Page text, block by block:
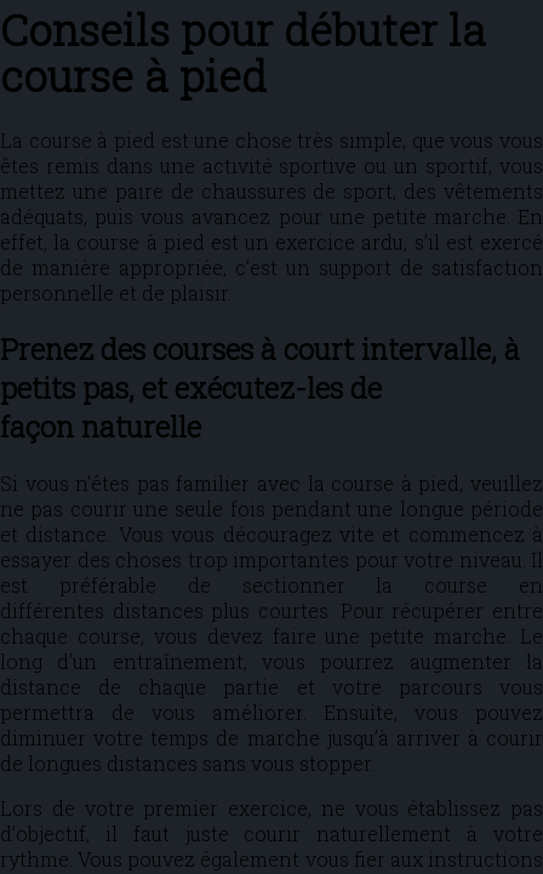
Conseils pour débuter la
course à pied
La course à pied est une chose très simple, que vous vous
êtes remis dans une activité sportive ou un sportif, vous
mettez une paire de chaussures de sport, des vêtements
adéquats, puis vous avancez pour une petite marche. En
effet, la course à pied est un exercice ardu, s’il est exercé
de manière appropriée, c’est un support de satisfaction
personnelle et de plaisir.
Prenez des courses à court intervalle, à
petits pas, et exécutez-les de
façon naturelle
Si vous n’êtes pas familier avec la course à pied, veuillez
ne pas courir une seule fois pendant une longue période
et distance. Vous vous découragez vite et commencez à
essayer des choses trop importantes pour votre niveau. Il
est préférable de sectionner la course en
différentes distances plus courtes. Pour récupérer entre
chaque course, vous devez faire une petite marche. Le
long d’un entraînement, vous pourrez augmenter la
distance de chaque partie et votre parcours vous
permettra de vous améliorer. Ensuite, vous pouvez
diminuer votre temps de marche jusqu’à arriver à courir
de longues distances sans vous stopper.
Lors de votre premier exercice, ne vous établissez pas
d’objectif, il faut juste courir naturellement à votre
rythme. Vous pouvez également vous fier aux instructions